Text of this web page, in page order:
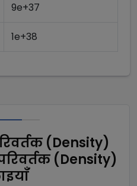
9e+37
1e+38
(Density)
(Density)